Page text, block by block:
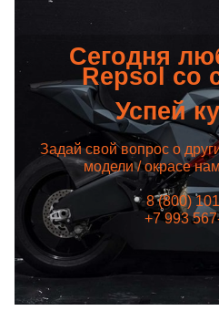
Сегодня
Repsol со
Успей
Задай свой вопрос о
модели / окрасе
8 (800)
+7 993